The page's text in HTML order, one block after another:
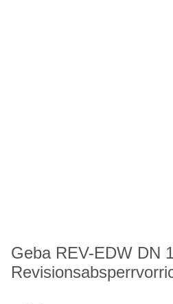
Geba REV-EDW DN